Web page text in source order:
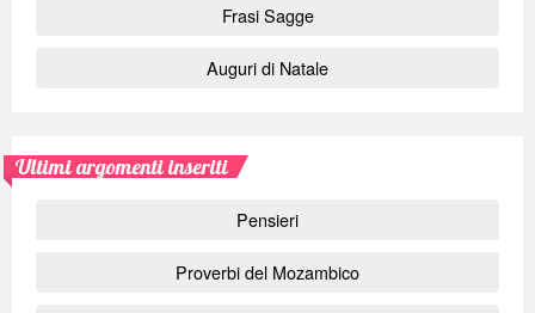
Frasi Sagge
Auguri di Natale
Ultimi argomenti inseriti
Pensieri
Proverbi del Mozambico